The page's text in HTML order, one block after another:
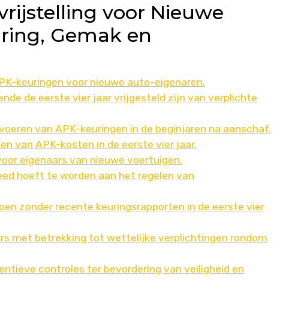
voor Nieuwe
Gemak en
keuringen voor nieuwe auto-eigenaren.
de eerste vier jaar vrijgesteld zijn van verplichte
van APK-keuringen in de beginjaren na aanschaf.
van APK-kosten in de eerste vier jaar.
eigenaars van nieuwe voertuigen.
hoeft te worden aan het regelen van
zonder recente keuringsrapporten in de eerste vier
met betrekking tot wettelijke verplichtingen rondom
controles ter bevordering van veiligheid en